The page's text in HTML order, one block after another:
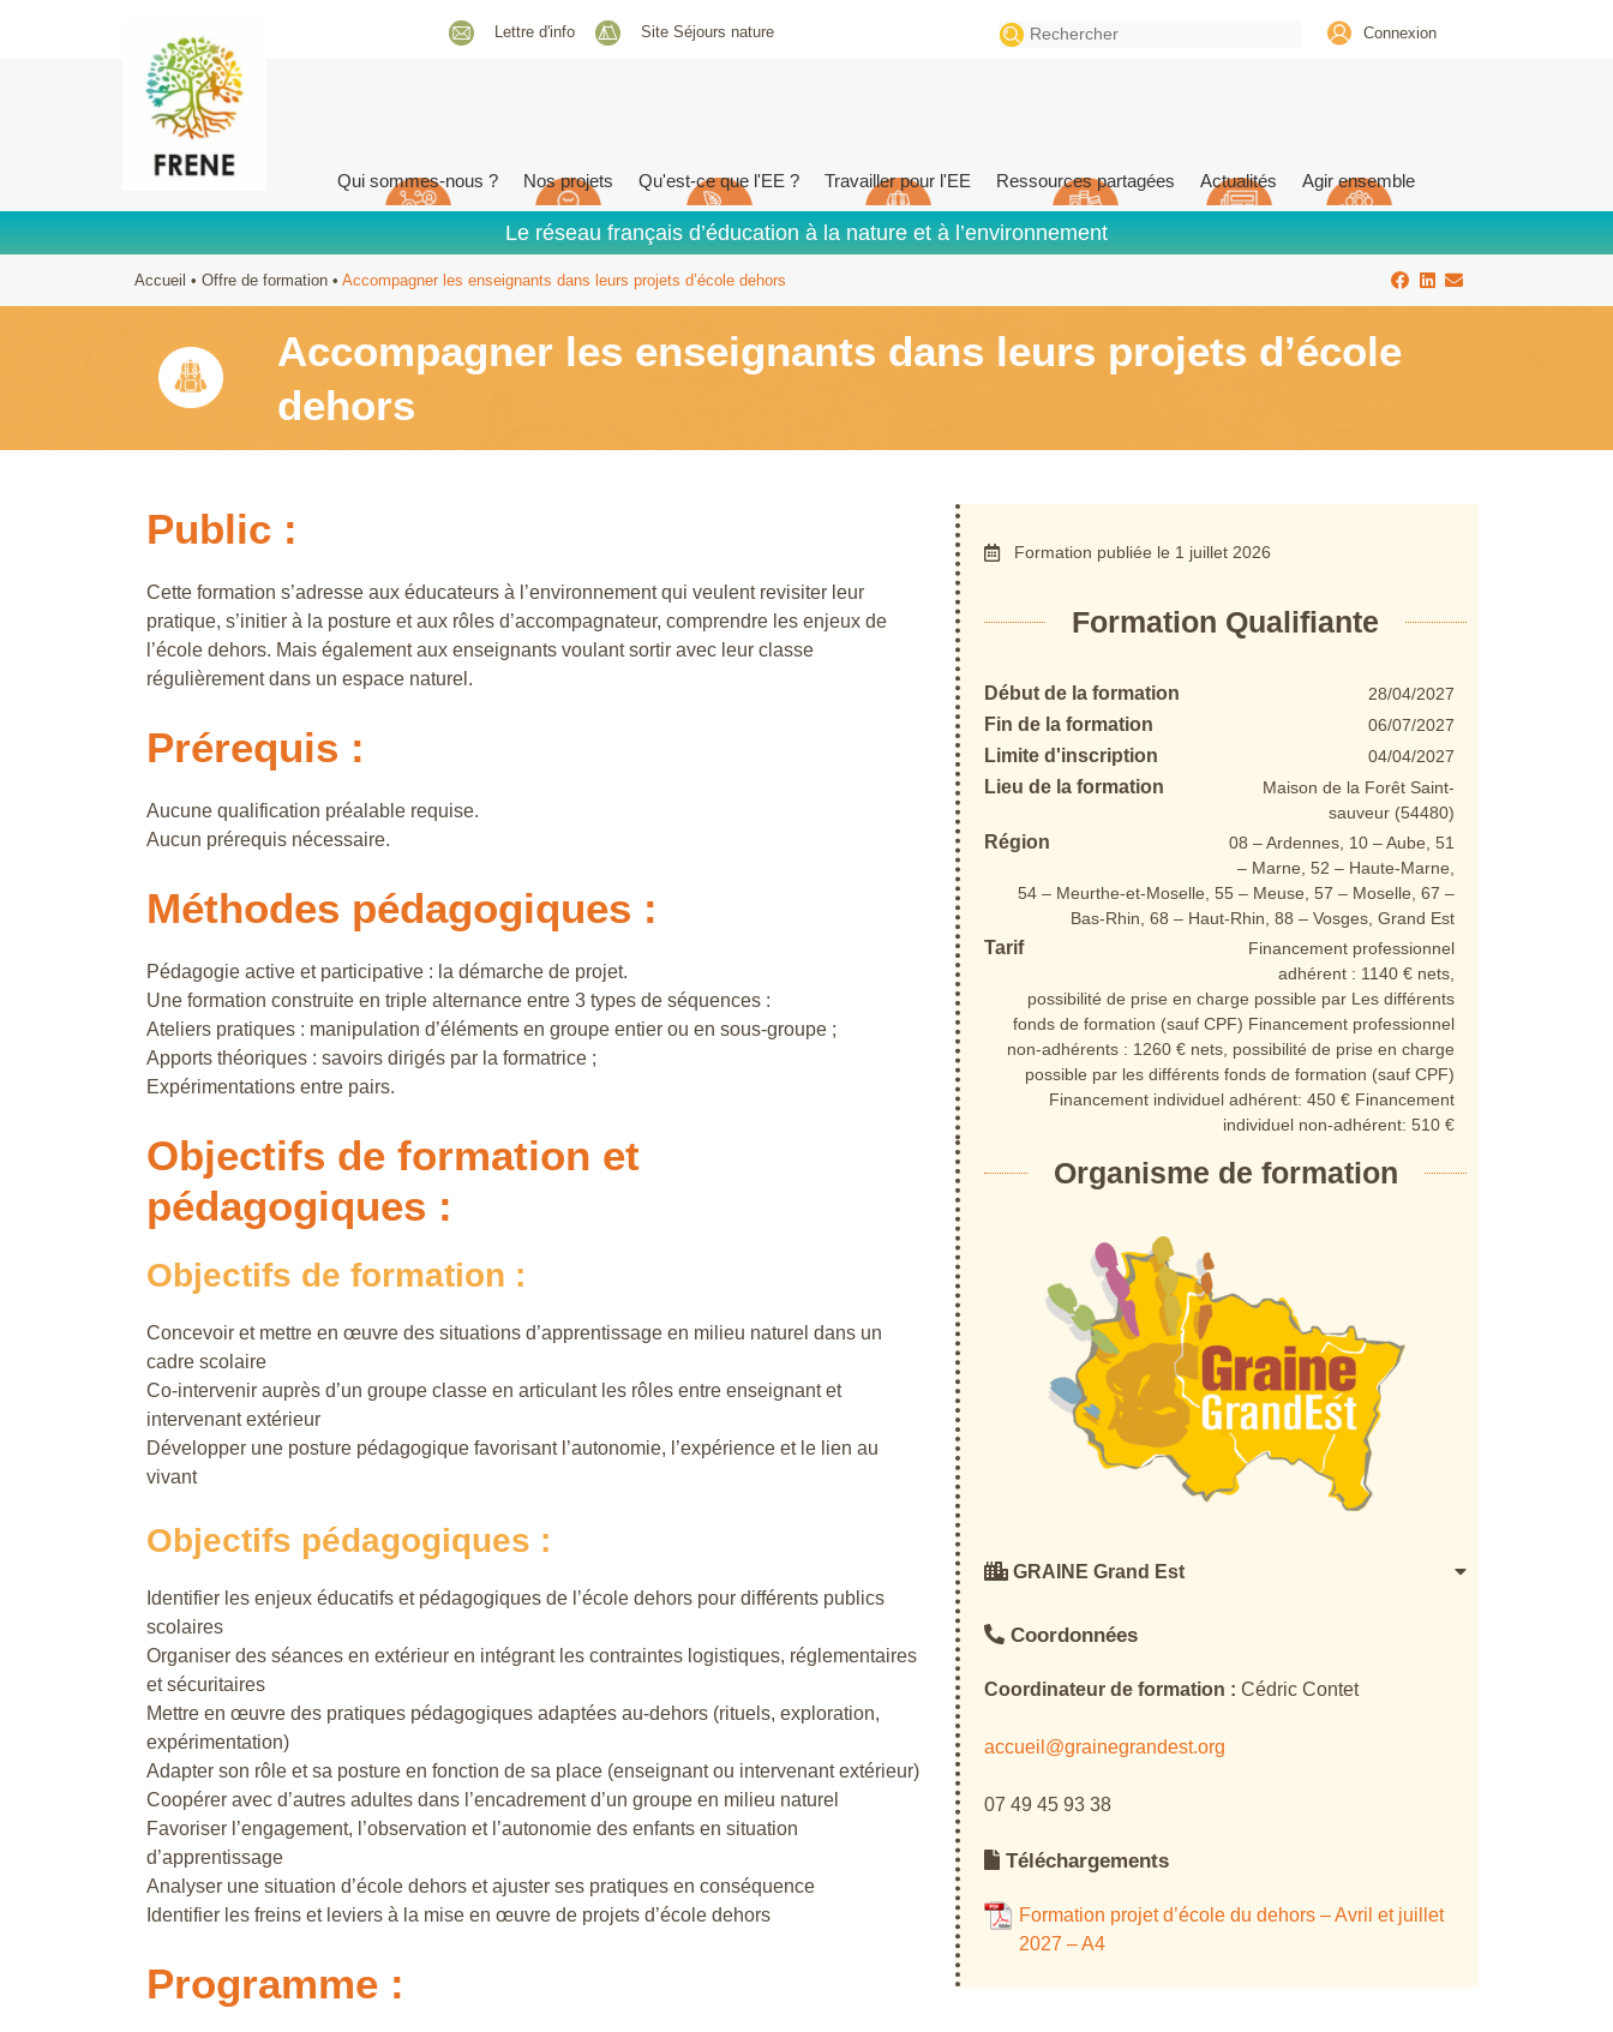
Lettre d'info Site Séjours nature
Search
for:
Connexion
Qui sommes-nous ? Nos projets Qu'est-ce que l'EE ? Travailler pour l'EE Ressources partagées Actualités Agir ensemble
Le réseau français d’éducation à la nature et à l’environnement
Accueil • Offre de formation • Accompagner les enseignants dans leurs projets d’école dehors
Accompagner les enseignants dans leurs projets d’école
dehors
Public :
Cette formation s’adresse aux éducateurs à l’environnement qui veulent revisiter leur
pratique, s’initier à la posture et aux rôles d’accompagnateur, comprendre les enjeux de
l’école dehors. Mais également aux enseignants voulant sortir avec leur classe
régulièrement dans un espace naturel.
Prérequis :
Aucune qualification préalable requise.
Aucun prérequis nécessaire.
Méthodes pédagogiques :
Pédagogie active et participative : la démarche de projet.
Une formation construite en triple alternance entre 3 types de séquences :
Ateliers pratiques : manipulation d’éléments en groupe entier ou en sous-groupe ;
Apports théoriques : savoirs dirigés par la formatrice ;
Expérimentations entre pairs.
Objectifs de formation et
pédagogiques :
Objectifs de formation :
Concevoir et mettre en œuvre des situations d’apprentissage en milieu naturel dans un
cadre scolaire
Co-intervenir auprès d’un groupe classe en articulant les rôles entre enseignant et
intervenant extérieur
Développer une posture pédagogique favorisant l’autonomie, l’expérience et le lien au
vivant
Objectifs pédagogiques :
Identifier les enjeux éducatifs et pédagogiques de l’école dehors pour différents publics
scolaires
Organiser des séances en extérieur en intégrant les contraintes logistiques, réglementaires
et sécuritaires
Mettre en œuvre des pratiques pédagogiques adaptées au-dehors (rituels, exploration,
expérimentation)
Adapter son rôle et sa posture en fonction de sa place (enseignant ou intervenant extérieur)
Coopérer avec d’autres adultes dans l’encadrement d’un groupe en milieu naturel
Favoriser l’engagement, l’observation et l’autonomie des enfants en situation
d’apprentissage
Analyser une situation d’école dehors et ajuster ses pratiques en conséquence
Identifier les freins et leviers à la mise en œuvre de projets d’école dehors
Programme :
Formation publiée le 1 juillet 2026
Formation Qualifiante
Début de la formation 28/04/2027
Fin de la formation 06/07/2027
Limite d'inscription 04/04/2027
Lieu de la formation
Maison de la Forêt Saint-
sauveur (54480)
Région 08 – Ardennes 10 – Aube 51
– Marne 52 – Haute-Marne
54 – Meurthe-et-Moselle 55 – Meuse 57 – Moselle 67 –
Bas-Rhin 68 – Haut-Rhin 88 – Vosges Grand Est
Tarif
Financement professionnel
adhérent : 1140 € nets,
possibilité de prise en charge possible par Les différents
fonds de formation (sauf CPF) Financement professionnel
non-adhérents : 1260 € nets, possibilité de prise en charge
possible par les différents fonds de formation (sauf CPF)
Financement individuel adhérent: 450 € Financement
individuel non-adhérent: 510 €
Organisme de formation
GRAINE Grand Est
Coordonnées
Coordinateur de formation : Cédric Contet
accueil@grainegrandest.org
07 49 45 93 38
Téléchargements
Formation projet d’école du dehors – Avril et juillet
2027 – A4